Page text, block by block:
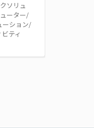
ソリュ
ーター/
ーション/
ティ